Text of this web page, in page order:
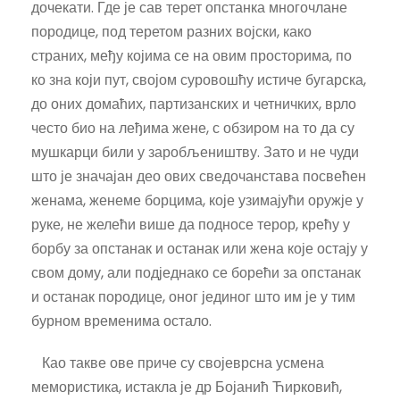
дочекати. Где је сав терет опстанка многочлане
породице, под теретом разних војски, како
страних, међу којима се на овим просторима, по
ко зна који пут, својом суровошћу истиче бугарска,
до оних домаћих, партизанских и четничких, врло
често био на леђима жене, с обзиром на то да су
мушкарци били у заробљеништву. Зато и не чуди
што је значајан део ових сведочанстава посвећен
женама, женеме борцима, које узимајући оружје у
руке, не желећи више да подносе терор, крећу у
борбу за опстанак и останак или жена које остају у
свом дому, али подједнако се борећи за опстанак
и останак породице, оног јединог што им је у тим
бурном временима остало.
Као такве ове приче су својеврсна усмена
мемористика, истакла је др Бојанић Ћирковић,